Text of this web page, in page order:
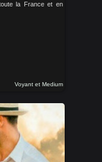
la France et en
Voyant et Medium